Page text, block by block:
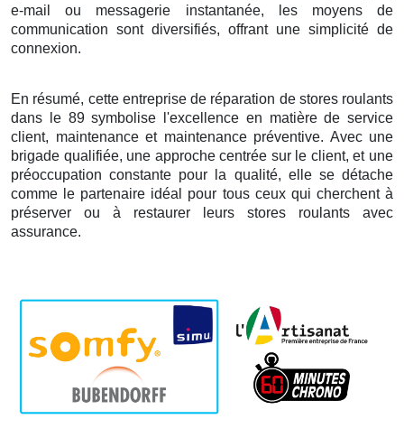
e-mail ou messagerie instantanée, les moyens de
communication sont diversifiés, offrant une simplicité de
connexion.
En résumé, cette entreprise de réparation de stores roulants
dans le 89 symbolise l'excellence en matière de service
client, maintenance et maintenance préventive. Avec une
brigade qualifiée, une approche centrée sur le client, et une
préoccupation constante pour la qualité, elle se détache
comme le partenaire idéal pour tous ceux qui cherchent à
préserver ou à restaurer leurs stores roulants avec
assurance.